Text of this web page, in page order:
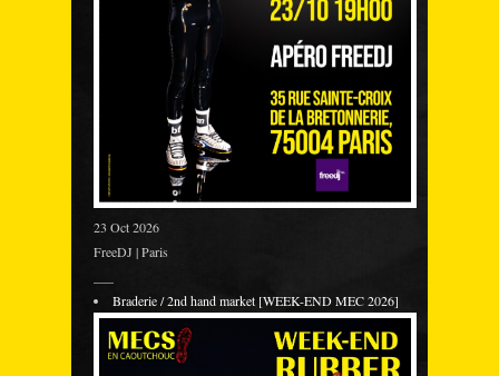
23 Oct 2026
FreeDJ | Paris
Braderie / 2nd hand market [WEEK-END MEC 2026]